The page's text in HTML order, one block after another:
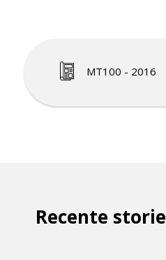
MT100 - 2016
Recente